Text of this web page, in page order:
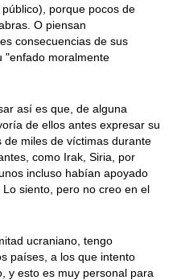
porque pocos de
O piensan
consecuencias de sus
"enfado moralmente
así es que, de alguna
de ellos antes expresar su
de miles de víctimas durante
como Irak, Siria, por
incluso habían apoyado
siento, pero no creo en el
ucraniano, tengo
países, a los que intento
y esto es muy personal para